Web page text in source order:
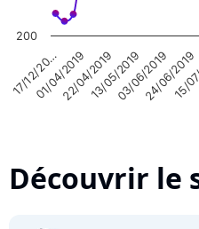
17/12/20…
01/04/201922/04/201913/05/201903/06/201924/06/2019
15/
200
Découvrir le